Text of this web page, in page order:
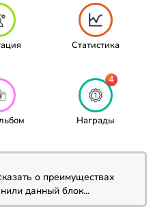
Статистика
4
Награды
о преимуществах
данный блок...